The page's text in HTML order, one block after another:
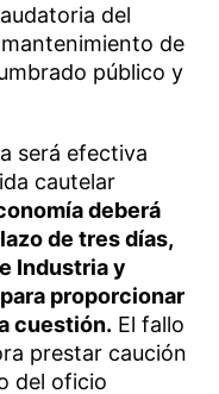
del
de
público y
será efectiva
cautelar
deberá
de tres días,
Industria y
proporcionar
cuestión. El fallo
prestar caución
del oficio